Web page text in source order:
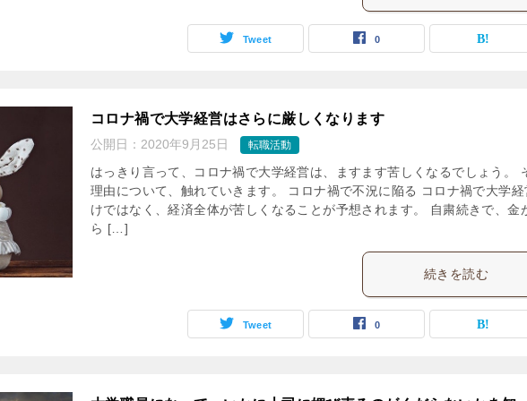
Tweet 0
コロナ禍で大学経営はさらに厳しくなります
公開日： 2020年9月25日 転職活動
はっきり言って、コロナ禍で大学経営は、ますます苦しくなるでしょう。
理由について、触れていきます。 コロナ禍で不況に陥る コロナ禍で大学経
けではなく、経済全体が苦しくなることが予想されます。 自粛続きで、金
ら […]
続きを読む
Tweet 0